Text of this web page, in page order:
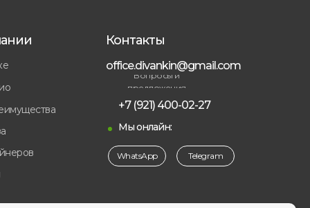
Контакты
office.divankin@gmail.com
Вопросы и
предложения
+7 (921) 400-02-27
Мы онлайн:
WhatsApp Telegram